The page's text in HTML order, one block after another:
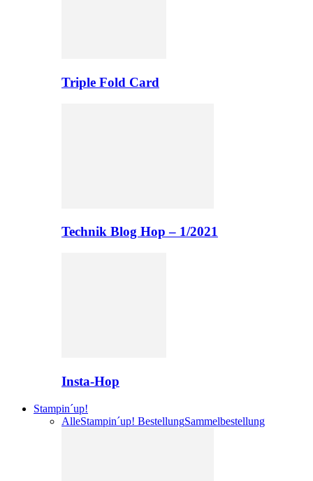
Triple Fold Card
Technik Blog Hop – 1/2021
Insta-Hop
Stampin´up!
AlleStampin´up! BestellungSammelbestellung